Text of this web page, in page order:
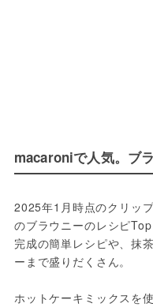
macaroniで人気。ブ
2025年1月時点のクリッ
のブラウニーのレシピ
完成の簡単レシピや、抹
ーまで盛りだくさん。
ホットケーキミックスを